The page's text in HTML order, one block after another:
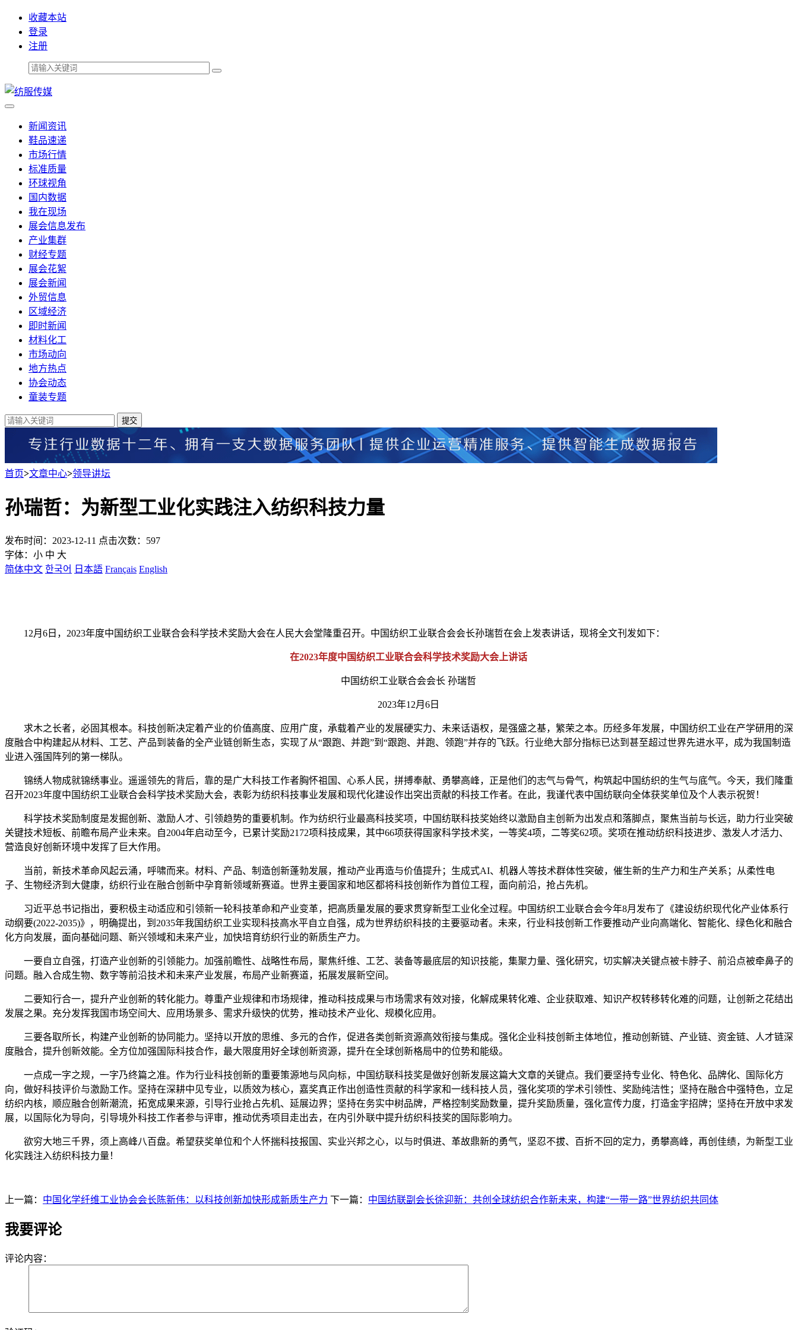
收藏本站
登录
注册
新闻资讯
鞋品速递
市场行情
标准质量
环球视角
国内数据
我在现场
展会信息发布
产业集群
财经专题
展会花絮
展会新闻
外贸信息
区域经济
即时新闻
材料化工
市场动向
地方热点
协会动态
童装专题
提交
首页>文章中心>领导讲坛
孙瑞哲：​为新型工业化实践注入纺织科技力量
发布时间：2023-12-11 点击次数：597
字体： 小 中 大
简体中文 한국어 日本語 Français English
12月6日，2023年度中国纺织工业联合会科学技术奖励大会在人民大会堂隆重召开。中国纺织工业联合会会长孙瑞哲在会上发表讲话，现将全文刊发如下：
在2023年度中国纺织工业联合会科学技术奖励大会上讲话
中国纺织工业联合会会长 孙瑞哲
2023年12月6日
求木之长者，必固其根本。科技创新决定着产业的价值高度、应用广度，承载着产业的发展硬实力、未来话语权，是强盛之基，繁荣之本。历经多年发展，中国纺织工业在产学研用的深
度融合中构建起从材料、工艺、产品到装备的全产业链创新生态，实现了从“跟跑、并跑”到“跟跑、并跑、领跑”并存的飞跃。行业绝大部分指标已达到甚至超过世界先进水平，成为我国制造
业进入强国阵列的第一梯队。
锦绣人物成就锦绣事业。遥遥领先的背后，靠的是广大科技工作者胸怀祖国、心系人民，拼搏奉献、勇攀高峰，正是他们的志气与骨气，构筑起中国纺织的生气与底气。今天，我们隆重
召开2023年度中国纺织工业联合会科学技术奖励大会，表彰为纺织科技事业发展和现代化建设作出突出贡献的科技工作者。在此，我谨代表中国纺联向全体获奖单位及个人表示祝贺！
科学技术奖励制度是发掘创新、激励人才、引领趋势的重要机制。作为纺织行业最高科技奖项，中国纺联科技奖始终以激励自主创新为出发点和落脚点，聚焦当前与长远，助力行业突破
关键技术短板、前瞻布局产业未来。自2004年启动至今，已累计奖励2172项科技成果，其中66项获得国家科学技术奖，一等奖4项，二等奖62项。奖项在推动纺织科技进步、激发人才活力、
营造良好创新环境中发挥了巨大作用。
当前，新技术革命风起云涌，呼啸而来。材料、产品、制造创新蓬勃发展，推动产业再造与价值提升；生成式AI、机器人等技术群体性突破，催生新的生产力和生产关系；从柔性电
子、生物经济到大健康，纺织行业在融合创新中孕育新领域新赛道。世界主要国家和地区都将科技创新作为首位工程，面向前沿，抢占先机。
习近平总书记指出，要积极主动适应和引领新一轮科技革命和产业变革，把高质量发展的要求贯穿新型工业化全过程。中国纺织工业联合会今年8月发布了《建设纺织现代化产业体系行
动纲要(2022-2035)》，明确提出，到2035年我国纺织工业实现科技高水平自立自强，成为世界纺织科技的主要驱动者。未来，行业科技创新工作要推动产业向高端化、智能化、绿色化和融合
化方向发展，面向基础问题、新兴领域和未来产业，加快培育纺织行业的新质生产力。
一要自立自强，打造产业创新的引领能力。加强前瞻性、战略性布局，聚焦纤维、工艺、装备等最底层的知识技能，集聚力量、强化研究，切实解决关键点被卡脖子、前沿点被牵鼻子的
问题。融入合成生物、数字等前沿技术和未来产业发展，布局产业新赛道，拓展发展新空间。
二要知行合一，提升产业创新的转化能力。尊重产业规律和市场规律，推动科技成果与市场需求有效对接，化解成果转化难、企业获取难、知识产权转移转化难的问题，让创新之花结出
发展之果。充分发挥我国市场空间大、应用场景多、需求升级快的优势，推动技术产业化、规模化应用。
三要各取所长，构建产业创新的协同能力。坚持以开放的思维、多元的合作，促进各类创新资源高效衔接与集成。强化企业科技创新主体地位，推动创新链、产业链、资金链、人才链深
度融合，提升创新效能。全方位加强国际科技合作，最大限度用好全球创新资源，提升在全球创新格局中的位势和能级。
一点成一字之规，一字乃终篇之准。作为行业科技创新的重要策源地与风向标，中国纺联科技奖是做好创新发展这篇大文章的关键点。我们要坚持专业化、特色化、品牌化、国际化方
向，做好科技评价与激励工作。坚持在深耕中见专业，以质效为核心，嘉奖真正作出创造性贡献的科学家和一线科技人员，强化奖项的学术引领性、奖励纯洁性；坚持在融合中强特色，立足
纺织内核，顺应融合创新潮流，拓宽成果来源，引导行业抢占先机、延展边界；坚持在务实中树品牌，严格控制奖励数量，提升奖励质量，强化宣传力度，打造金字招牌；坚持在开放中求发
展，以国际化为导向，引导境外科技工作者参与评审，推动优秀项目走出去，在内引外联中提升纺织科技奖的国际影响力。
欲穷大地三千界，须上高峰八百盘。希望获奖单位和个人怀揣科技报国、实业兴邦之心，以与时俱进、革故鼎新的勇气，坚忍不拔、百折不回的定力，勇攀高峰，再创佳绩，为新型工业
化实践注入纺织科技力量！
上一篇： 中国化学纤维工业协会会长陈新伟：以科技创新加快形成新质生产力 下一篇： 中国纺联副会长徐迎新：共创全球纺织合作新未来，构建“一带一路”世界纺织共同体
我要评论
评论内容：